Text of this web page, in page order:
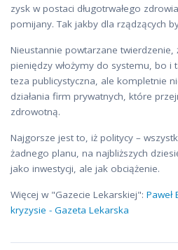
zysk w postaci długotrwałego
pomijany. Tak jakby dla rządzących
Nieustannie powtarzane twierdzenie,
pieniędzy włożymy do systemu, bo i
teza publicystyczna, ale kompletnie
działania firm prywatnych, które
zdrowotną.
Najgorsze jest to, iż politycy –
żadnego planu, na najbliższych
jako inwestycji, ale jak obciążenie.
Więcej w "Gazecie Lekarskiej":
kryzysie - Gazeta Lekarska